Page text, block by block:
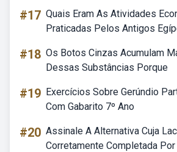
#17 Quais Eram As Atividades
Praticadas Pelos Antigos
#18 Os Botos Cinzas Acumulam
Dessas Substâncias Porque
#19 Exercícios Sobre Gerúndio
Com Gabarito 7º Ano
#20 Assinale A Alternativa Cuja
Corretamente Completada Por